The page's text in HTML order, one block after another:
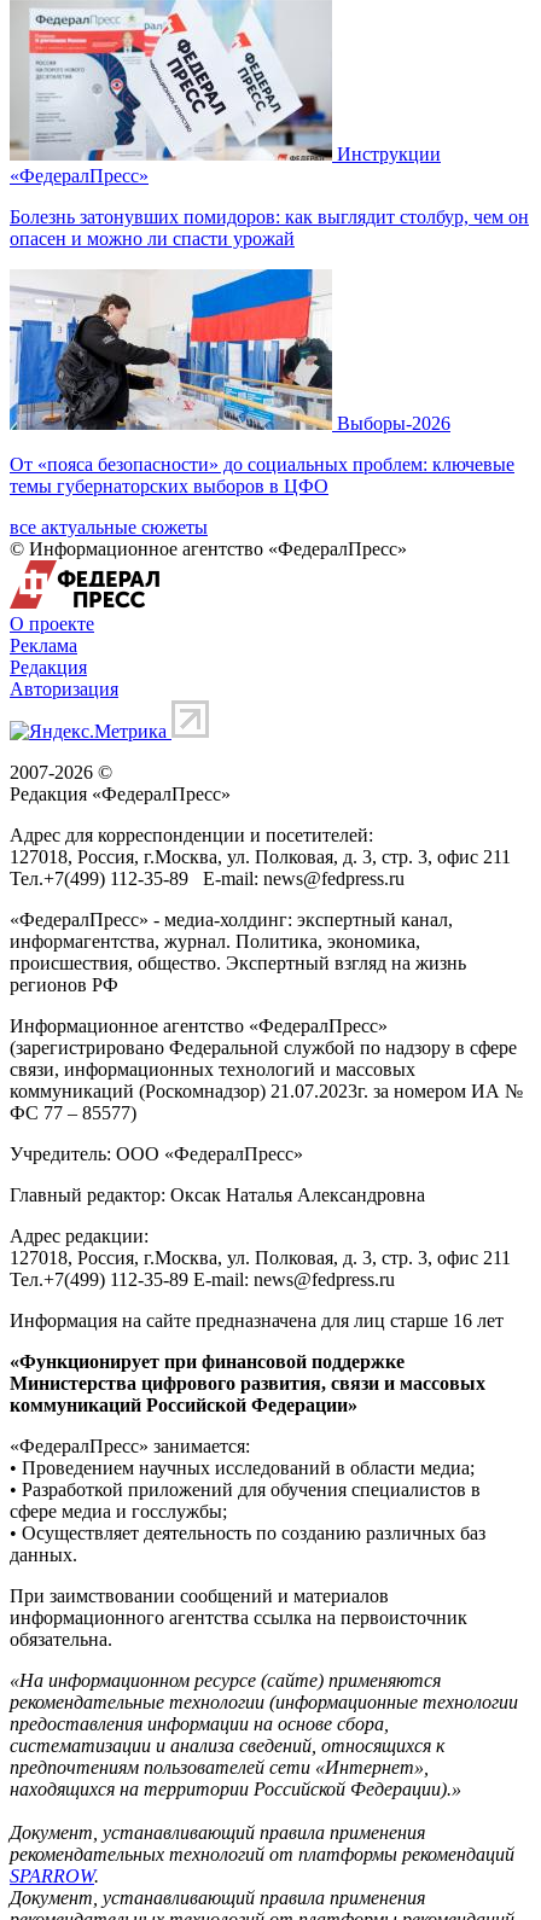
Инструкции
«ФедералПресс»
Болезнь затонувших помидоров: как выглядит столбур, чем он
опасен и можно ли спасти урожай
Выборы-2026
От «пояса безопасности» до социальных проблем: ключевые
темы губернаторских выборов в ЦФО
все актуальные сюжеты
© Информационное агентство «ФедералПресс»
О проекте
Реклама
Редакция
Авторизация
2007-2026 ©
Редакция «ФедералПресс»
Адрес для корреспонденции и посетителей:
127018, Россия, г.Москва, ул. Полковая, д. 3, стр. 3, офис 211
Тел.+7(499) 112-35-89 E-mail: news@fedpress.ru
«ФедералПресс» - медиа-холдинг: экспертный канал,
информагентства, журнал. Политика, экономика,
происшествия, общество. Экспертный взгляд на жизнь
регионов РФ
Информационное агентство «ФедералПресс»
(зарегистрировано Федеральной службой по надзору в сфере
связи, информационных технологий и массовых
коммуникаций (Роскомнадзор) 21.07.2023г. за номером ИА №
ФС 77 – 85577)
Учредитель: ООО «ФедералПресс»
Главный редактор: Оксак Наталья Александровна
Адрес редакции:
127018, Россия, г.Москва, ул. Полковая, д. 3, стр. 3, офис 211
Тел.+7(499) 112-35-89 E-mail: news@fedpress.ru
Информация на сайте предназначена для лиц старше 16 лет
«Функционирует при финансовой поддержке
Министерства цифрового развития, связи и массовых
коммуникаций Российской Федерации»
«ФедералПресс» занимается:
• Проведением научных исследований в области медиа;
• Разработкой приложений для обучения специалистов в
сфере медиа и госслужбы;
• Осуществляет деятельность по созданию различных баз
данных.
При заимствовании сообщений и материалов
информационного агентства ссылка на первоисточник
обязательна.
«На информационном ресурсе (сайте) применяются
рекомендательные технологии (информационные технологии
предоставления информации на основе сбора,
систематизации и анализа сведений, относящихся к
предпочтениям пользователей сети «Интернет»,
находящихся на территории Российской Федерации).»
Документ, устанавливающий правила применения
рекомендательных технологий от платформы рекомендаций
SPARROW.
Документ, устанавливающий правила применения